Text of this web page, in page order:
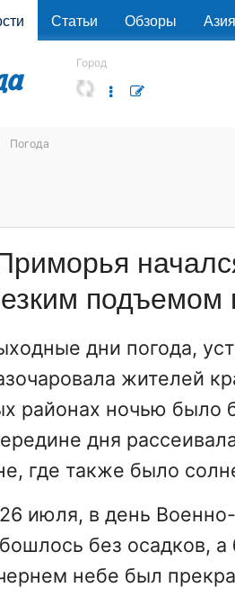
Статьи Обзоры Азия
Город
Погода
дни погода,
жителей
районах ночью было
дня
где также было
июля, в день
без осадков,
небе был